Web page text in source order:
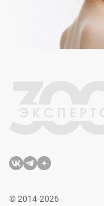
© 2014-2026